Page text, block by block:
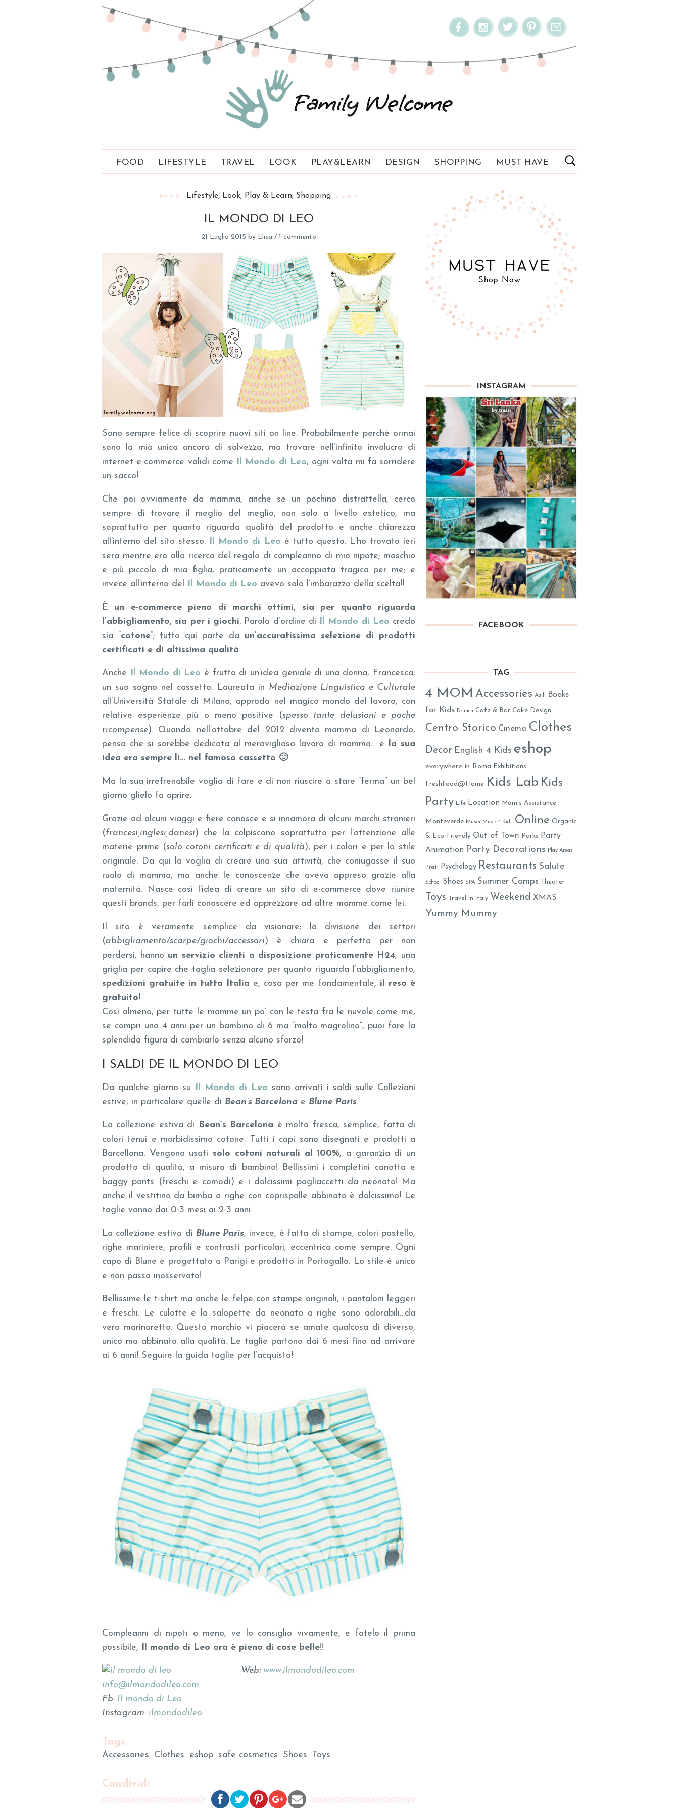
FOOD LIFESTYLE TRAVEL LOOK PLAY&LEARN DESIGN SHOPPING MUST HAVE
Lifestyle Look Play & Learn Shopping
IL MONDO DI LEO
21 Luglio 2015 by Elisa / 1 commento
Sono sempre felice di scoprire nuovi siti on line. Probabilmente perché ormai
sono la mia unica ancora di salvezza, ma trovare nell’infinito involucro di
internet e-commerce validi come Il Mondo di Leo, ogni volta mi fa sorridere
un sacco!
Che poi ovviamente da mamma, anche se un pochino distrattella, cerco
sempre di trovare il meglio del meglio, non solo a livello estetico, ma
soprattutto per quanto riguarda qualità del prodotto e anche chiarezza
all’interno del sito stesso. Il Mondo di Leo è tutto questo. L’ho trovato ieri
sera mentre ero alla ricerca del regalo di compleanno di mio nipote; maschio
e più piccolo di mia figlia, praticamente un accoppiata tragica per me; e
invece all’interno del Il Mondo di Leo avevo solo l’imbarazzo della scelta!!
È un e-commerce pieno di marchi ottimi, sia per quanto riguarda
l’abbigliamento, sia per i giochi. Parola d’ordine di Il Mondo di Leo credo
sia “cotone”; tutto qui parte da un’accuratissima selezione di prodotti
certificati e di altissima qualità.
Anche Il Mondo di Leo è frutto di un’idea geniale di una donna, Francesca,
un suo sogno nel cassetto. Laureata in Mediazione Linguistica e Culturale
all’Università Statale di Milano, approda nel magico mondo del lavoro, con
relative esperienze più o meno positive (spesso tante delusioni e poche
ricompense). Quando nell’ottobre del 2012 diventa mamma di Leonardo,
pensa che si sarebbe dedicata al meraviglioso lavoro di mamma… e la sua
idea era sempre lì… nel famoso cassetto 🙂
Ma la sua irrefrenabile voglia di fare e di non riuscire a stare “ferma” un bel
giorno glielo fa aprire.
Grazie ad alcuni viaggi e fiere conosce e si innamora di alcuni marchi stranieri
(francesi,inglesi,danesi) che la colpiscono soprattutto per l’attenzione alle
materie prime (solo cotoni certificati e di qualità), per i colori e per lo stile
originale. Da qui la voglia di creare una sua attività, che coniugasse il suo
ruolo di mamma, ma anche le conoscenze che aveva appreso grazie alla
maternità. Nasce così l’idea di creare un sito di e-commerce dove riunire
questi brands, per farli conoscere ed apprezzare ad altre mamme come lei.
Il sito è veramente semplice da visionare; la divisione dei settori
(abbigliamento/scarpe/giochi/accessori) è chiara e perfetta per non
perdersi; hanno un servizio clienti a disposizione praticamente H24, una
griglia per capire che taglia selezionare per quanto riguarda l’abbigliamento,
spedizioni gratuite in tutta Italia e, cosa per me fondamentale, il reso è
gratuito!
Così almeno, per tutte le mamme un po’ con le testa fra le nuvole come me,
se compri una 4 anni per un bambino di 6 ma “molto magrolino”, puoi fare la
splendida figura di cambiarlo senza alcuno sforzo!
I SALDI DE IL MONDO DI LEO
Da qualche giorno su Il Mondo di Leo sono arrivati i saldi sulle Collezioni
estive, in particolare quelle di Bean’s Barcelona e Blune Paris.
La collezione estiva di Bean’s Barcelona è molto fresca, semplice, fatta di
colori tenui e morbidissimo cotone. Tutti i capi sono disegnati e prodotti a
Barcellona. Vengono usati solo cotoni naturali al 100%, a garanzia di un
prodotto di qualità, a misura di bambino! Bellissimi i completini canotta e
baggy pants (freschi e comodi) e i dolcissimi pagliaccetti da neonato! Ma
anche il vestitino da bimba a righe con coprispalle abbinato è dolcissimo! Le
taglie vanno dai 0-3 mesi ai 2-3 anni.
La collezione estiva di Blune Paris, invece, è fatta di stampe, colori pastello,
righe mariniere, profili e contrasti particolari, eccentrica come sempre. Ogni
capo di Blune è progettato a Parigi e prodotto in Portogallo. Lo stile è unico
e non passa inosservato!
Bellissime le t-shirt ma anche le felpe con stampe originali, i pantaloni leggeri
e freschi. Le culotte e la salopette da neonato a righe sono adorabili…da
vero marinaretto. Questo marchio vi piacerà se amate qualcosa di diverso,
unico ma abbinato alla qualità. Le taglie partono dai 6 mesi fino ad arrivare
ai 6 anni! Seguire la guida taglie per l’acquisto!
Compleanni di nipoti o meno, ve lo consiglio vivamente, e fatelo il prima
possibile,
Il mondo di Leo ora è pieno di cose belle!!
Web: www.ilmondodileo.com
info@ilmondodileo.com
Fb: Il mondo di Leo
Instagram: ilmondodileo
Tags
Accessories Clothes eshop safe cosmetics Shoes Toys
Condividi
INSTAGRAM
FACEBOOK
TAG
4 MOM Accessories Asili
Books
for Kids Brunch Cafe & Bar Cake Design
Centro Storico Cinema Clothes
Decor English 4 Kids eshop
everywhere in Roma Exhibitions
FreshFood@Home Kids Lab Kids
Party Life Location Mom's Assistance
Monteverde Musei Music 4 Kids Online Organic
& Eco-Friendly Out of Town Parks
Party
Animation Party Decorations Play Areas
Prati Psychology Restaurants Salute
School Shoes SPA Summer Camps Theater
Toys Travel in Italy Weekend XMAS
Yummy Mummy